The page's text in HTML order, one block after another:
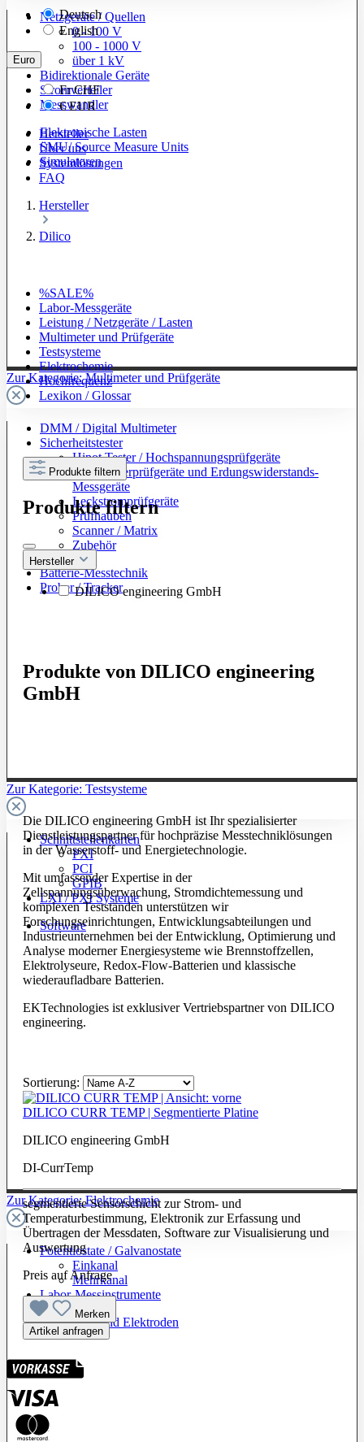
Netzgeräte / Quellen
0 - 100 V
100 - 1000 V
über 1 kV
Bidirektionale Geräte
Stromverteiler
Messwandler
Elektronische Lasten
SMU/ Source Measure Units
Simulatoren
Zur Kategorie: Multimeter und Prüfgeräte
DMM / Digital Multimeter
Sicherheitstester
Hipot Tester / Hochspannungsprüfgeräte
Schutzleiterprüfgeräte und Erdungswiderstands-
Messgeräte
Leckstromprüfgeräte
Prüfhauben
Scanner / Matrix
Zubehör
Batterie-Messtechnik
Prober / Tracker
Zur Kategorie: Testsysteme
Schnittstellenkarten
PXI
PCI
GPIB
LXI / PXI Systeme
Software
Zur Kategorie: Elektrochemie
Potentiostate / Galvanostate
Einkanal
Mehrkanal
Labor-Messinstrumente
Messzellen und Elektroden
Deutsch
English
Euro
FrCHF
€EUR
Hersteller
Über uns
Systemlösungen
FAQ
Hersteller
Dilico
%SALE%
Labor-Messgeräte
Leistung / Netzgeräte / Lasten
Multimeter und Prüfgeräte
Testsysteme
Elektrochemie
Hochfrequenz
Lexikon / Glossar
Produkte filtern
Produkte filtern
Hersteller
DILICO engineering GmbH
Produkte von DILICO engineering
GmbH
Die DILICO engineering GmbH ist Ihr spezialisierter
Dienstleistungspartner für hochpräzise Messtechniklösungen
in der Wasserstoff- und Energietechnologie.
Mit umfassender Expertise in der
Zellspannungsüberwachung, Stromdichtemessung und
komplexen Testständen unterstützen wir
Forschungseinrichtungen, Entwicklungsabteilungen und
Industrieunternehmen bei der Entwicklung, Optimierung und
Analyse moderner Energiesysteme wie Brennstoffzellen,
Elektrolyseure, Redox-Flow-Batterien und klassische
wiederaufladbare Batterien.
EKTechnologies ist exklusiver Vertriebspartner von DILICO
engineering.
Sortierung:
DILICO CURR TEMP | Segmentierte Platine
DILICO engineering GmbH
DI-CurrTemp
segmentierte Sensorschicht zur Strom- und
Temperaturbestimmung, Elektronik zur Erfassung und
Übertragen der Messdaten, Software zur Visualisierung und
Auswertung
Preis auf Anfrage
Merken
Artikel anfragen